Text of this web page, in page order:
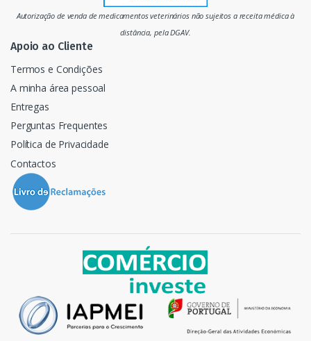
Autorização de venda de medicamentos veterinários não sujeitos a receita médica à
distância, pela DGAV.
Apoio ao Cliente
Termos e Condições
A minha área pessoal
Entregas
Perguntas Frequentes
Política de Privacidade
Contactos